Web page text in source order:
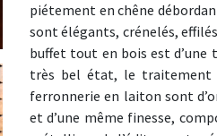
piétement en chêne
sont élégants, crénelés,
buffet tout en bois est d’une
très bel état, le traitement
ferronnerie en laiton sont
et d’une même finesse,